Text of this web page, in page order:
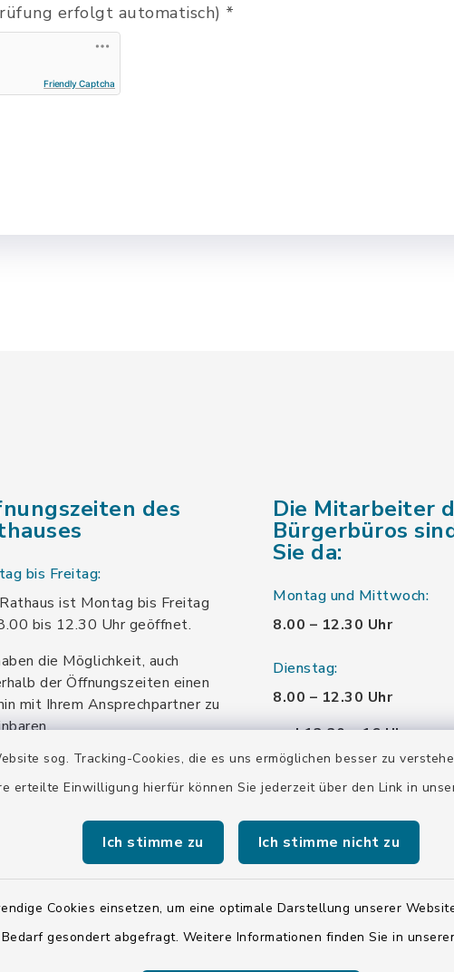
sog. Tracking-Cookies, die es uns ermöglichen besser zu
erteilte Einwilligung hierfür können Sie jederzeit über den Link in
Ich stimme zu Ich stimme nicht zu
Cookies einsetzen, um eine optimale Darstellung unserer
gesondert abgefragt. Weitere Informationen finden Sie in
erfolgt automatisch) *
Friendly Captcha
des
bis Freitag:
ist Montag bis Freitag
bis 12.30 Uhr geöffnet.
die Möglichkeit, auch
der Öffnungszeiten einen
mit Ihrem Ansprechpartner zu
Die Mitarbeiter
Bürgerbüros
Sie da:
Montag und Mittwoch:
8.00 – 12.30 Uhr
Dienstag:
8.00 – 12.30 Uhr
und 13.30 – 16 Uhr
und 13.30 – 18.00 Uhr
Freitag:
8.00 – 12.30 Uhr